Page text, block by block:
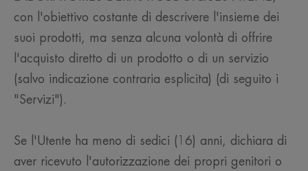
con l'obiettivo costante di descrivere l'insieme dei
suoi prodotti, ma senza alcuna volontà di offrire
l'acquisto diretto di un prodotto o di un servizio
(salvo indicazione contraria esplicita) (di seguito i
"Servizi").
Se l'Utente ha meno di sedici (16) anni, dichiara di
aver ricevuto l'autorizzazione dei propri genitori o